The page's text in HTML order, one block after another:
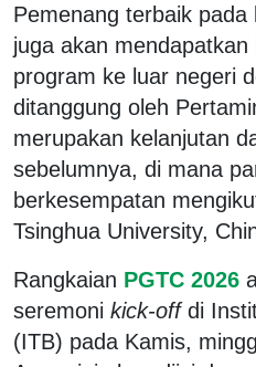
Pemenang terbaik
juga akan
program ke luar negeri
ditanggung oleh
merupakan kelanjutan
sebelumnya, di mana
berkesempatan
Tsinghua University,
Rangkaian PGTC 2026
seremoni kick-offdi
(ITB) pada Kamis,